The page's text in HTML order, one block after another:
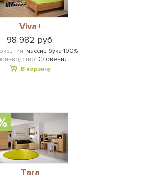
Viva+
98 982 руб.
массив бука 100%
Словения
В корзину
Tara